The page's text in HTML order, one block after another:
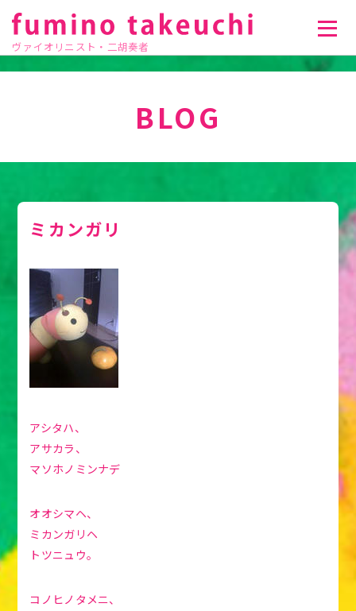
ヴァイオリニスト・二胡奏者
BLOG
ミカンガリ
アシタハ、
アサカラ、
マソホノミンナデ
オオシマヘ、
ミカンガリヘ
トツニュウ。
コノヒノタメニ、